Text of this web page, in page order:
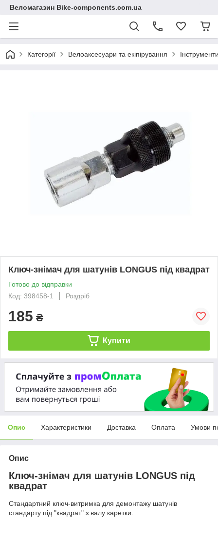
Веломагазин Bike-components.com.ua
Категорії Велоаксесуари та екіпірування
Ключ-знімач для шатунів LONGUS під квадрат
Готово до відправки
Код: 398458-1
Роздріб
185 ₴
Купити
Опис Характеристики Доставка Оплата Умови
Опис
Ключ-знімач для шатунів LONGUS під
квадрат
Стандартний ключ-витримка для демонтажу шатунів
стандарту під "квадрат" з валу каретки.